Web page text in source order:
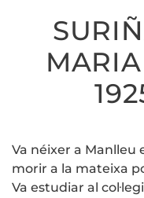
Va néixer a Manlleu
morir a la mateixa
Va estudiar al